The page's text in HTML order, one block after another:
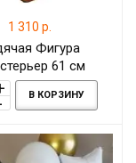
1 310 р.
Фигура
61 см
В КОРЗИНУ